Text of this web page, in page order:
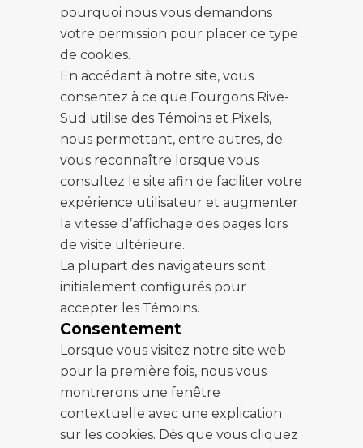
pourquoi nous vous demandons
votre permission pour placer ce type
de cookies.
En accédant à notre site, vous
consentez à ce que Fourgons Rive-
Sud utilise des Témoins et Pixels,
nous permettant, entre autres, de
vous reconnaître lorsque vous
consultez le site afin de faciliter votre
expérience utilisateur et augmenter
la vitesse d’affichage des pages lors
de visite ultérieure.
La plupart des navigateurs sont
initialement configurés pour
accepter les Témoins.
Consentement
Lorsque vous visitez notre site web
pour la première fois, nous vous
montrerons une fenêtre
contextuelle avec une explication
sur les cookies. Dès que vous cliquez